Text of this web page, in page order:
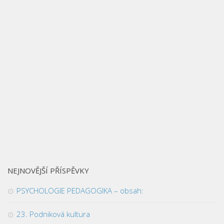
NEJNOVĚJŠÍ PŘÍSPĚVKY
PSYCHOLOGIE PEDAGOGIKA – obsah:
23. Podniková kultura